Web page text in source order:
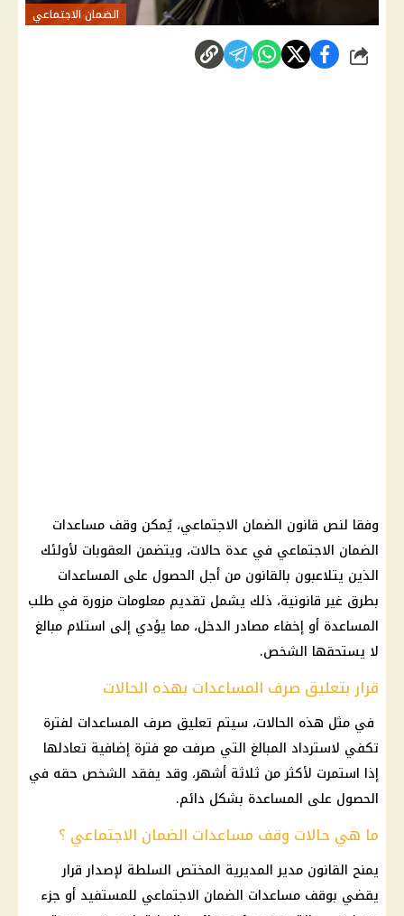
الضمان الاجتماعي
شارك
وفقا لنص قانون الضمان الاجتماعي، يُمكن وقف مساعدات
الضمان الاجتماعي في عدة حالات، ويتضمن العقوبات لأولئك
الذين يتلاعبون بالقانون من أجل الحصول على المساعدات
بطرق غير قانونية، ذلك يشمل تقديم معلومات مزورة في طلب
المساعدة أو إخفاء مصادر الدخل، مما يؤدي إلى استلام مبالغ
لا يستحقها الشخص.
قرار بتعليق صرف المساعدات بهذه الحالات
في مثل هذه الحالات، سيتم تعليق صرف المساعدات لفترة
تكفي لاسترداد المبالغ التي صرفت مع فترة إضافية تعادلها
إذا استمرت لأكثر من ثلاثة أشهر، وقد يفقد الشخص حقه في
الحصول على المساعدة بشكل دائم.
ما هي حالات وقف مساعدات الضمان الاجتماعي ؟
يمنح القانون مدير المديرية المختص السلطة لإصدار قرار
يقضي بوقف مساعدات الضمان الاجتماعي للمستفيد أو جزء